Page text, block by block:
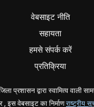
वेबसाइट नीति
सहायता
हमसे संपर्क करें
प्रतिक्रिया
प्रशासन द्वारा स्वामित्व वाली
, इस वेबसाइट का निर्माणराष्ट्रीय